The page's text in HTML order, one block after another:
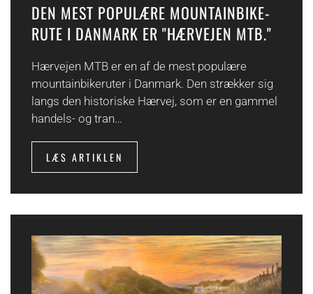
DEN MEST POPULÆRE MOUNTAINBIKE-
RUTE I DANMARK ER "HÆRVEJEN MTB."
Hærvejen MTB er en af ​​de mest populære
mountainbikeruter i Danmark. Den strækker sig
langs den historiske Hærvej, som er en gammel
handels- og tran…
LÆS ARTIKLEN